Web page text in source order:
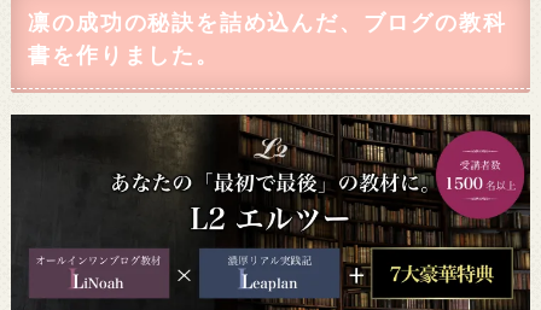
凛の成功の秘訣を詰め込んだ、ブログの教科
書を作りました。